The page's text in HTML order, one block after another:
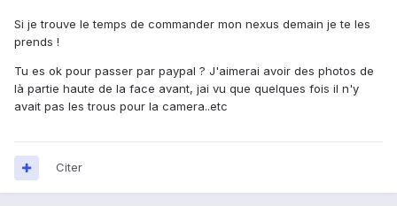
Si je trouve le temps de commander mon nexus demain je te les
prends !
Tu es ok pour passer par paypal ? J'aimerai avoir des photos de
là partie haute de la face avant, jai vu que quelques fois il n'y
avait pas les trous pour la camera..etc
Citer